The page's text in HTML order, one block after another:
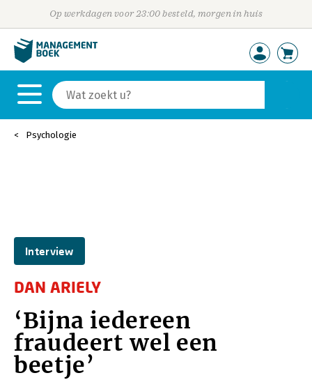
Op werkdagen voor 23:00 besteld, morgen in huis
Psychologie
Interview
DAN ARIELY
‘Bijna iedereen
fraudeert wel een
beetje’